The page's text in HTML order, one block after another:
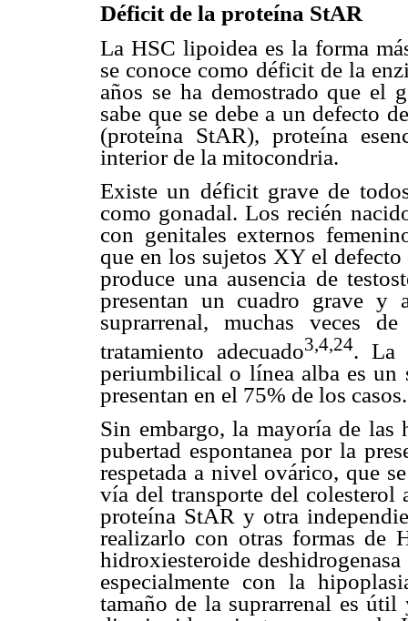
Déficit de la proteína StAR
La HSC lipoidea es la forma
se conoce como déficit de la
años se ha demostrado que el
sabe que se debe a un defecto
(proteína StAR), proteína
interior de la mitocondria.
Existe un déficit grave de
como gonadal. Los recién
con genitales externos
que en los sujetos XY el
produce una ausencia de
presentan un cuadro grave y
suprarrenal, muchas veces
tratamiento adecuado3,4,24. La
periumbilical o línea alba es un
presentan en el 75% de los casos.
Sin embargo, la mayoría de las
pubertad espontanea por la
respetada a nivel ovárico, que
vía del transporte del colesterol
proteína StAR y otra
realizarlo con otras formas de
hidroxiesteroide
especialmente con la
tamaño de la suprarrenal es útil